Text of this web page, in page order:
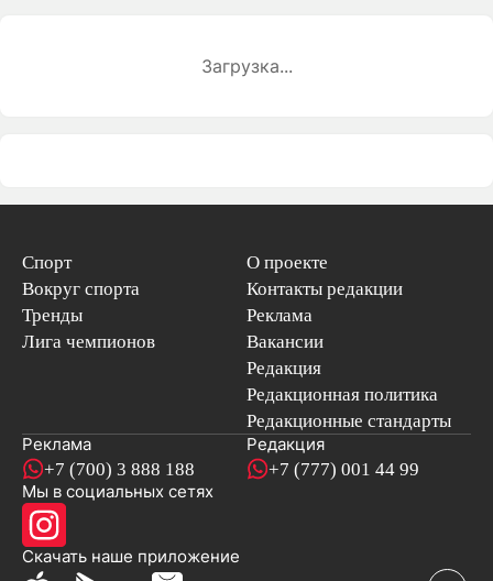
Загрузка...
Спорт
Вокруг спорта
Тренды
Лига чемпионов
О проекте
Контакты редакции
Реклама
Вакансии
Редакция
Редакционная политика
Редакционные стандарты
Реклама
+7 (700) 3 888 188
Редакция
+7 (777) 001 44 99
Мы в социальных сетях
Скачать наше приложениеновостей